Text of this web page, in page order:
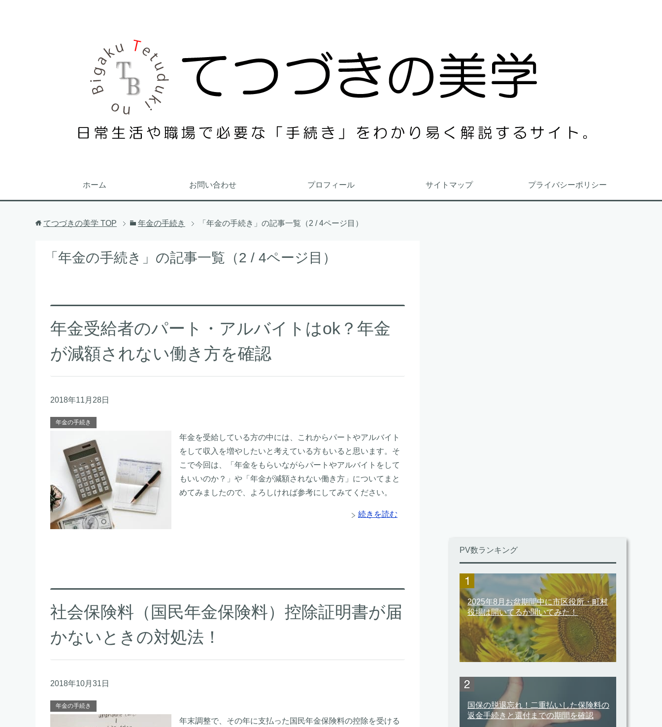
ホーム お問い合わせ プロフィール サイトマップ プライバシーポリシー
てつづきの美学 TOP 年金の手続き 「年金の手続き」の記事一覧（2 / 4ページ目）
「年金の手続き」の記事一覧（2 / 4ページ目）
年金受給者のパート・アルバイトはok？年金
が減額されない働き方を確認
2018年11月28日
年金の手続き
年金を受給している方の中には、これからパートやアルバイト
をして収入を増やしたいと考えている方もいると思います。そ
こで今回は、「年金をもらいながらパートやアルバイトをして
もいいのか？」や「年金が減額されない働き方」についてまと
めてみましたので、よろしければ参考にしてみてください。
続きを読む
社会保険料（国民年金保険料）控除証明書が届
かないときの対処法！
2018年10月31日
年金の手続き
年末調整で、その年に支払った国民年金保険料の控除を受ける
PV数ランキング
2025年8月お盆期間中に市区役所・町村
役場は開いてるか聞いてみた！
国保の脱退忘れ！二重払いした保険料の
返金手続きと還付までの期間を確認